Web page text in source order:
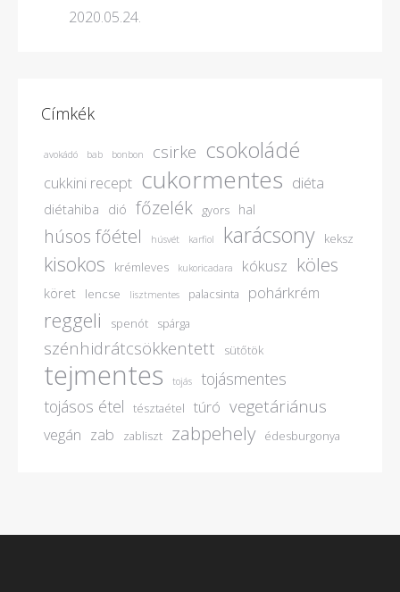
2020.05.24.
Címkék
avokádó bab bonbon csirke csokoládé
cukkini recept cukormentes diéta
diétahiba dió főzelék gyors hal
húsos főétel húsvét karfiol karácsony keksz
kisokos krémleves kukoricadara kókusz köles
köret lencse lisztmentes palacsinta pohárkrém
reggeli spenót spárga
szénhidrátcsökkentett sütőtök
tejmentes tojás
tojásmentes
tojásos étel
tésztaétel túró vegetáriánus
vegán zab zabliszt zabpehely édesburgonya